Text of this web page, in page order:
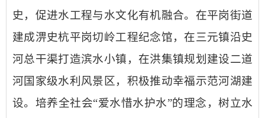
史 ，促进水工程与水文化有机融合。 在平岗街道
建成淠史杭平岗切岭工程纪念馆，在三元镇沿史
河总干渠打造滨水小镇，在洪集镇规划建设二道
河国家级水利风景区，积极推动幸福示范河湖建
设。 培养全社会“爱水惜水护水”的理念，树立水